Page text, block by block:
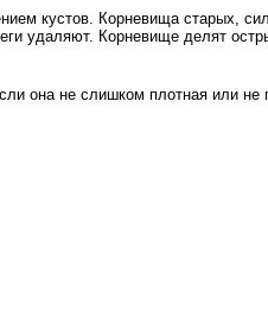
кустов. Корневища старых,
удаляют. Корневище делят
она не слишком плотная или не